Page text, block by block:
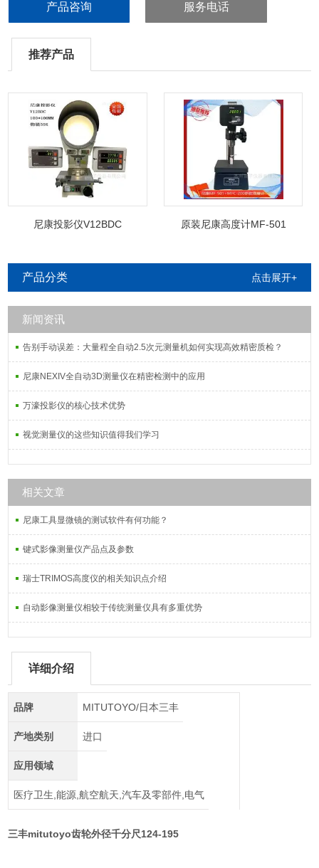
产品咨询 服务电话
推荐产品
尼康投影仪V12BDC 原装尼康高度计MF-501
产品分类 点击展开+
新闻资讯
告别手动误差：大量程全自动2.5次元测量机如何实现高效精密质检？
尼康NEXIV全自动3D测量仪在精密检测中的应用
万濠投影仪的核心技术优势
视觉测量仪的这些知识值得我们学习
相关文章
尼康工具显微镜的测试软件有何功能？
键式影像测量仪产品点及参数
瑞士TRIMOS高度仪的相关知识点介绍
自动影像测量仪相较于传统测量仪具有多重优势
详细介绍
品牌 MITUTOYO/日本三丰
产地类别 进口
应用领域
医疗卫生,能源,航空航天,汽车及零部件,电气
三丰mitutoyo齿轮外径千分尺124-195